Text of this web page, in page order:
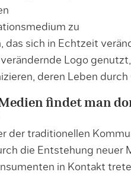
zu
das sich in Echtzeit
Logo
deren Leben
findet man
der traditionellen
die Entstehung neuer
in Kontakt